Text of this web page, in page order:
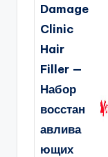
Damage
Clinic
Hair
Filler —
Набор
восстан
авлива
ющих